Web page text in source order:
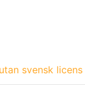
svensk licens